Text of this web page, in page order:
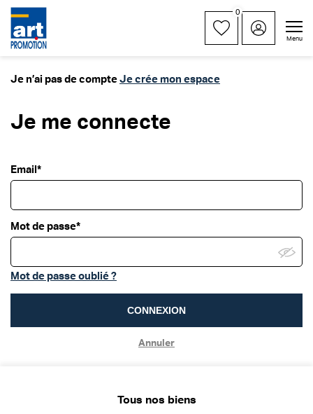
0
Menu
Je n’ai pas de compte Je crée mon espace
Je me connecte
Email*
Mot de passe*
Mot de passe oublié ?
CONNEXION
Annuler
Tous nos biens